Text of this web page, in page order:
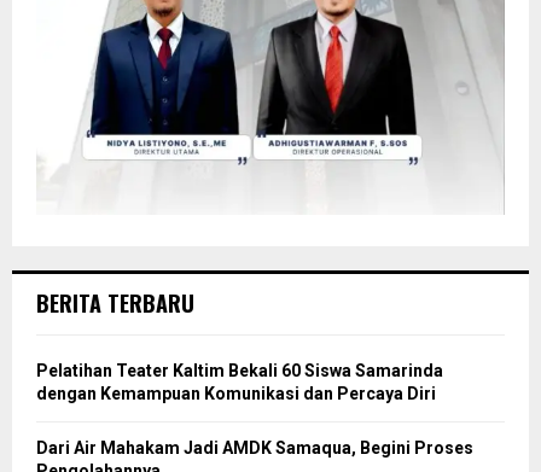
BERITA TERBARU
Pelatihan Teater Kaltim Bekali 60 Siswa Samarinda
dengan Kemampuan Komunikasi dan Percaya Diri
Dari Air Mahakam Jadi AMDK Samaqua, Begini Proses